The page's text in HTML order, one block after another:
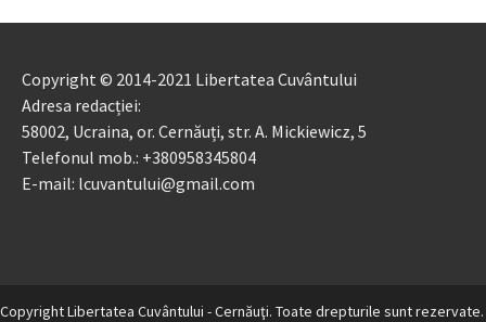
Copyright © 2014-2021 Libertatea Cuvântului
Adresa redacției:
58002, Ucraina, or. Cernăuți, str. A. Mickiewicz, 5
Telefonul mob.: +380958345804
E-mail: lcuvantului@gmail.com
Copyright Libertatea Cuvântului - Cernăuţi. Toate drepturile sunt rezervate.